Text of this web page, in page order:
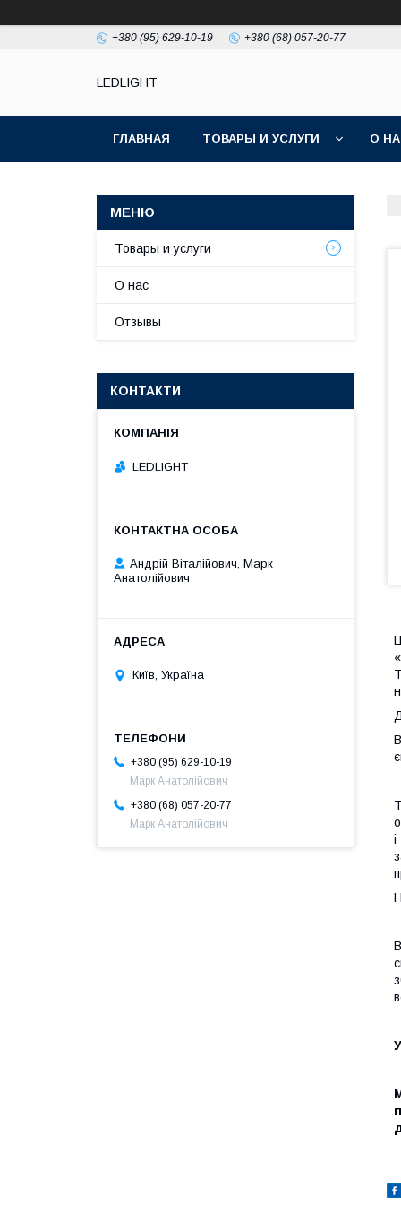
+380 (95) 629-10-19 +380 (68) 057-20-77
LEDLIGHT
ГЛАВНАЯ ТОВАРЫ И УСЛУГИ О
Товары и услуги
О нас
Отзывы
КОНТАКТИ
LEDLIGHT
Андрій Віталійович, Марк
Анатолійович
Київ, Україна
+380 (95) 629-10-19
Марк Анатолійович
+380 (68) 057-20-77
Марк Анатолійович